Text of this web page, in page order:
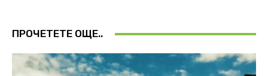
ПРОЧЕТЕТЕ ОЩЕ..